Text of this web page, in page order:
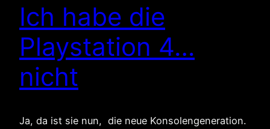
Ich habe die
Playstation 4…
nicht
Ja, da ist sie nun, die neue Konsolengeneration.